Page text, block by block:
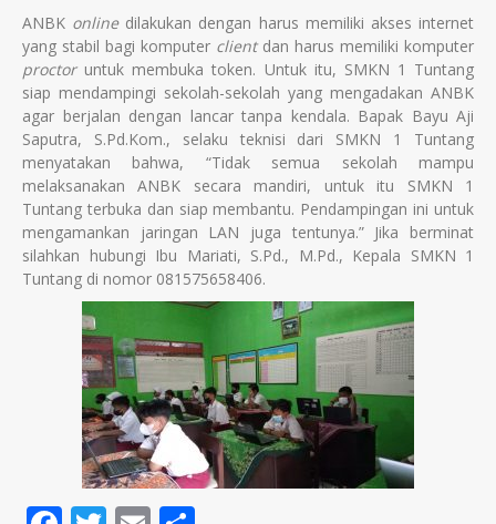
ANBK onlinedilakukan dengan harus memiliki akses internet
yang stabil bagi komputer clientdan harus memiliki komputer
proctoruntuk membuka token. Untuk itu, SMKN 1 Tuntang
siap mendampingi sekolah-sekolah yang mengadakan ANBK
agar berjalan dengan lancar tanpa kendala. Bapak Bayu Aji
Saputra, S.Pd.Kom., selaku teknisi dari SMKN 1 Tuntang
menyatakan bahwa, “Tidak semua sekolah mampu
melaksanakan ANBK secara mandiri, untuk itu SMKN 1
Tuntang terbuka dan siap membantu. Pendampingan ini untuk
mengamankan jaringan LAN juga tentunya.” Jika berminat
silahkan hubungi Ibu Mariati, S.Pd., M.Pd., Kepala SMKN 1
Tuntang di nomor 081575658406.